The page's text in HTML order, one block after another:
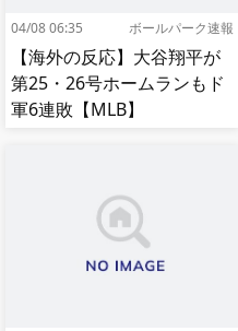
04/08 06:35 ボールパーク速報
【海外の反応】大谷翔平が
第25・26号ホームランもド
軍6連敗【MLB】